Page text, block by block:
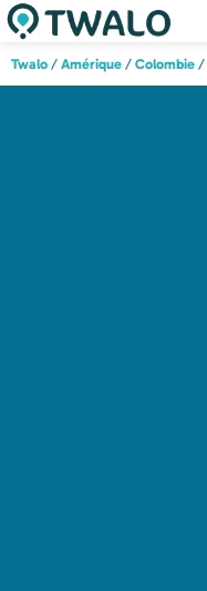
Twalo / Amérique / Colombie /